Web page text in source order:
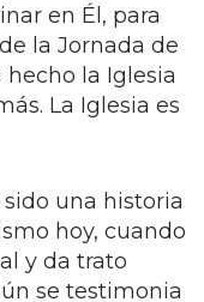
en Él, para
la Jorna­da de
hecho la Iglesia
La Iglesia es
una historia
hoy, cuando
y da trato
se testimonia